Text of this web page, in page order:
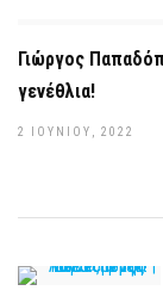
Γιώργος
γενέθλια!
2 ΙΟΥΝΊΟΥ, 2022